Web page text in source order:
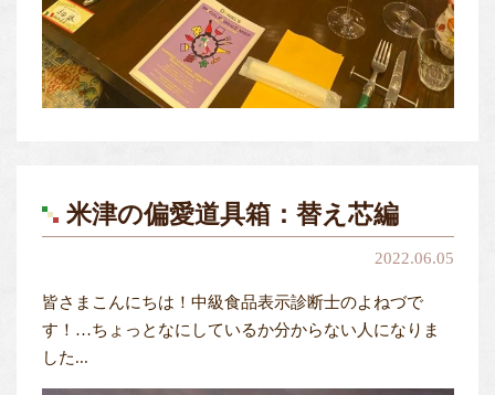
米津の偏愛道具箱：替え芯編
2022.06.05
皆さまこんにちは！中級食品表示診断士のよねづで
す！…ちょっとなにしているか分からない人になりま
した...